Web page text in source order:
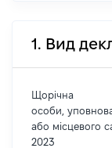
1. Вид
Щорічна
особи,
або місцевого
2023